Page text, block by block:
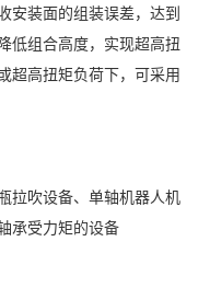
安装面的组装误差，达到
低组合高度，实现超高扭
超高扭矩负荷下，可采用
拉吹设备、单轴机器人机
承受力矩的设备